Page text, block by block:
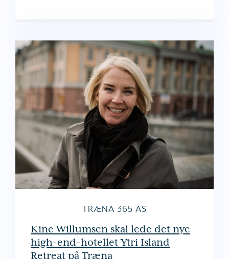
TRÆNA 365 AS
Kine Willumsen skal lede det nye
high-end-hotellet Ytri Island
Retreat på Træna